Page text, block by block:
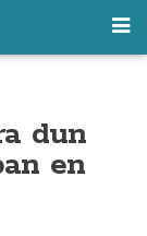
dun
en